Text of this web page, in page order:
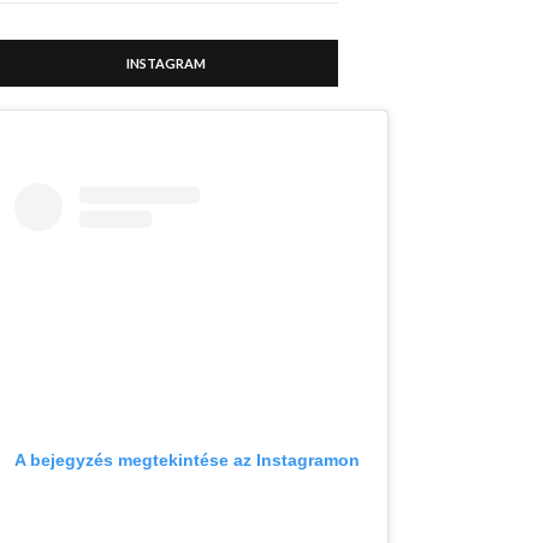
INSTAGRAM
A bejegyzés megtekintése az Instagramon